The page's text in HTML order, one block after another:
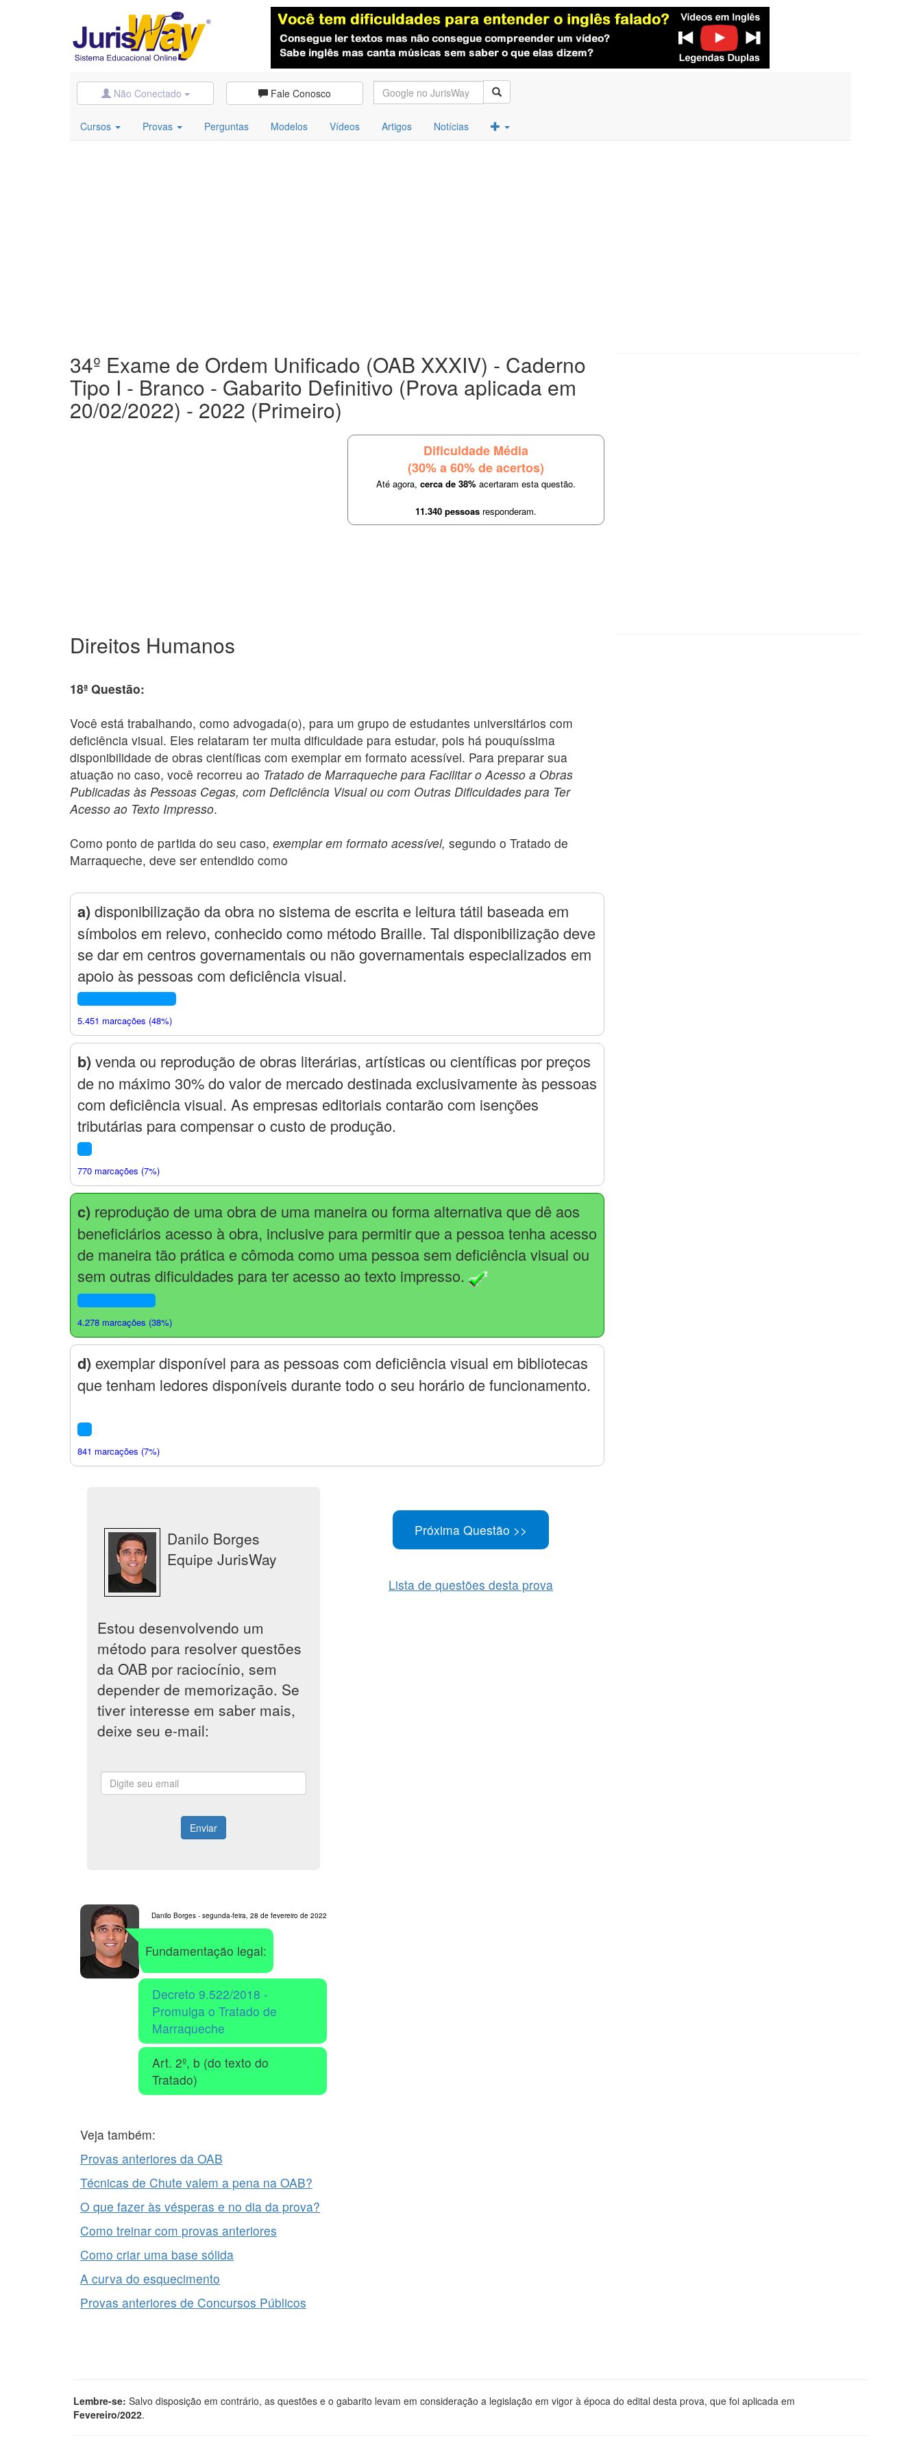
Não Conectado Fale Conosco
Cursos Provas Perguntas Modelos Vídeos Artigos Notícias
34º Exame de Ordem Unificado (OAB XXXIV) - Caderno
Tipo I - Branco - Gabarito Definitivo (Prova aplicada em
20/02/2022) - 2022 (Primeiro)
Dificuldade Média
(30% a 60% de acertos)
Até agora, cerca de 38% acertaram esta questão.
11.340 pessoas responderam.
Direitos Humanos
18ª Questão:
Você está trabalhando, como advogada(o), para um grupo de estudantes universitários com
deficiência visual. Eles relataram ter muita dificuldade para estudar, pois há pouquíssima
disponibilidade de obras científicas com exemplar em formato acessível. Para preparar sua
atuação no caso, você recorreu ao Tratado de Marraqueche para Facilitar o Acesso a Obras
Publicadas às Pessoas Cegas, com Deficiência Visual ou com Outras Dificuldades para Ter
Acesso ao Texto Impresso.
Como ponto de partida do seu caso, exemplar em formato acessível, segundo o Tratado de
Marraqueche, deve ser entendido como
a)disponibilização da obra no sistema de escrita e leitura tátil baseada em
símbolos em relevo, conhecido como método Braille. Tal disponibilização deve
se dar em centros governamentais ou não governamentais especializados em
apoio às pessoas com deficiência visual.
5.451 marcações (48%)
b)venda ou reprodução de obras literárias, artísticas ou científicas por preços
de no máximo 30% do valor de mercado destinada exclusivamente às pessoas
com deficiência visual. As empresas editoriais contarão com isenções
tributárias para compensar o custo de produção.
770 marcações (7%)
c) reprodução de uma obra de uma maneira ou forma alternativa que dê aos
beneficiários acesso à obra, inclusive para permitir que a pessoa tenha acesso
de maneira tão prática e cômoda como uma pessoa sem deficiência visual ou
sem outras dificuldades para ter acesso ao texto impresso.
4.278 marcações (38%)
d) exemplar disponível para as pessoas com deficiência visual em bibliotecas
que tenham ledores disponíveis durante todo o seu horário de funcionamento.
841 marcações (7%)
Danilo Borges
Equipe JurisWay
Estou desenvolvendo um
método para resolver questões
da OAB por raciocínio, sem
depender de memorização. Se
tiver interesse em saber mais,
deixe seu e-mail:
Enviar
Danilo Borges - segunda-feira, 28 de fevereiro de 2022
Fundamentação legal:
Decreto 9.522/2018 -
Promulga o Tratado de
Marraqueche
Art. 2º, b (do texto do
Tratado)
Lista de questões desta prova
Veja também:
Provas anteriores da OAB
Técnicas de Chute valem a pena na OAB?
O que fazer às vésperas e no dia da prova?
Como treinar com provas anteriores
Como criar uma base sólida
A curva do esquecimento
Provas anteriores de Concursos Públicos
Lembre-se: Salvo disposição em contrário, as questões e o gabarito levam em consideração a legislação em vigor à época do edital desta prova, que foi aplicada em
Fevereiro/2022.